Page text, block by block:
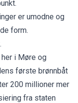
er umodne og
form.
i Møre og
første brønnbåt
200 millioner mer
fra staten